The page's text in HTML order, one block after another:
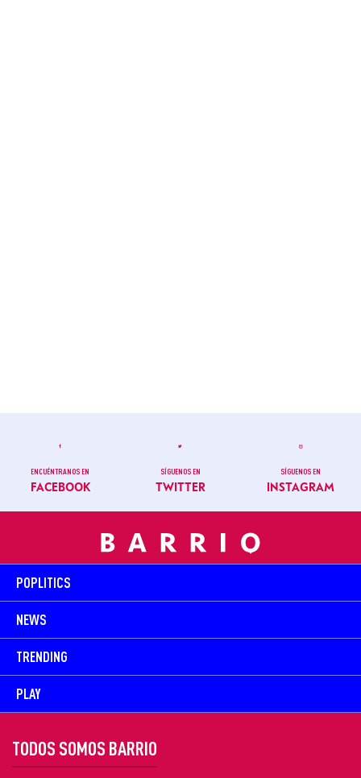
ENCUÉNTRANOS EN
FACEBOOK
SÍGUENOS EN
TWITTER
SÍGUENOS EN
INSTAGRAM
POPLITICS
NEWS
TRENDING
PLAY
TODOS SOMOS BARRIO